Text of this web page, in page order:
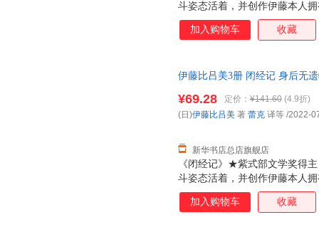
斗姿态活着，并创作伊藤本人
三十五岁患忧郁症，离过婚，
居，有三个女儿都在美国，大
加入购物车 收藏
伊藤比吕美3册 闭经记 身后无
近发货 85%城市次日送达！团
《闭经记》★紫式部文学奖得
斗姿态活着，并创作伊藤本人
三十五岁患忧郁症，离过婚，
居，有三个女儿都在美国，大
¥69.28 定价： ¥141.60 (4.9折)
新华书店总店旗舰店
(日)伊藤比吕美 著 蕾克 译等 /2022-
加入购物车 收藏